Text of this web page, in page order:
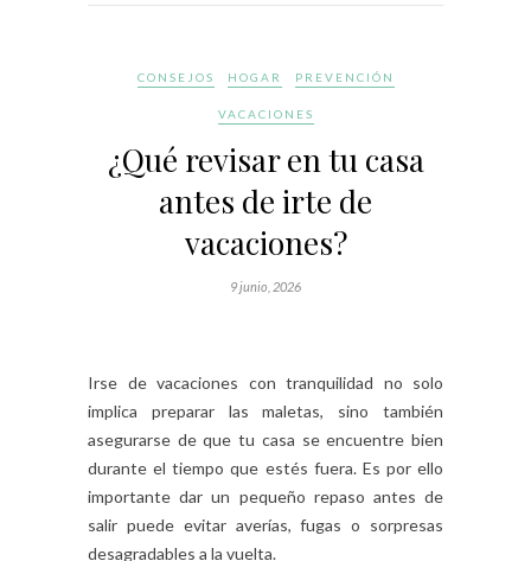
CONSEJOS HOGAR PREVENCIÓN
VACACIONES
¿Qué revisar en tu casa
antes de irte de
vacaciones?
9 junio, 2026
Irse de vacaciones con tranquilidad no solo
implica preparar las maletas, sino también
asegurarse de que tu casa se encuentre bien
durante el tiempo que estés fuera. Es por ello
importante dar un pequeño repaso antes de
salir puede evitar averías, fugas o sorpresas
desagradables a la vuelta.